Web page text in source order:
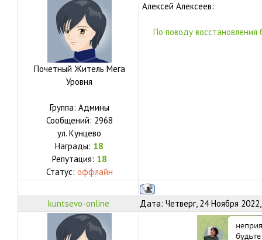
Почетный Житель Мега
Уровня
Группа: Админы
Сообщений: 2968
ул. Кунцево
Награды: 18
Репутация: 18
Статус: оффлайн
Алексей Алексеев:
По поводу восстановления
kuntsevo-online Дата: Четверг, 24 Ноября